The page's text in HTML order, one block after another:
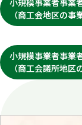
小規模事業者事業
（商工会地区の事
小規模事業者事業
（商工会議所地区